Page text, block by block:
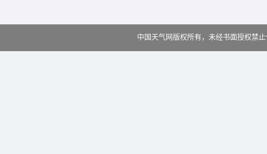
中国天气网版权所有，未经书面授权